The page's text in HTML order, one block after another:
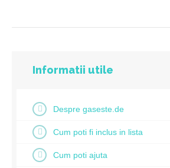
Informatii utile
Despre gaseste.de
Cum poti fi inclus in lista
Cum poti ajuta